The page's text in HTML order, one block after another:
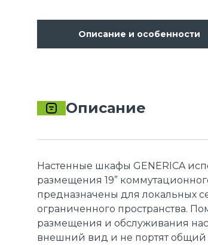
Описание и особенности
Описание
Настенные шкафы GENERICA
размещения 19”
предназначены для локальных
ограниченного пространства.
размещения и обслуживания
внешний вид и не портят